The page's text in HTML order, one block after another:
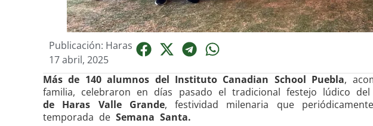
Publicación: Haras
17 abril, 2025
Más de 140 alumnos del Instituto Canadian School Puebla,
familia, celebraron en días pasado el tradicional festejo lúdico
de Haras Valle Grande, festividad milenaria que
temporada de Semana Santa.